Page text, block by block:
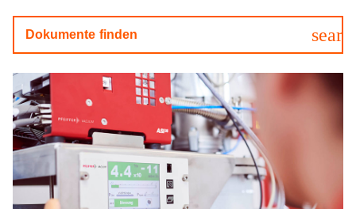
Dokumente finden